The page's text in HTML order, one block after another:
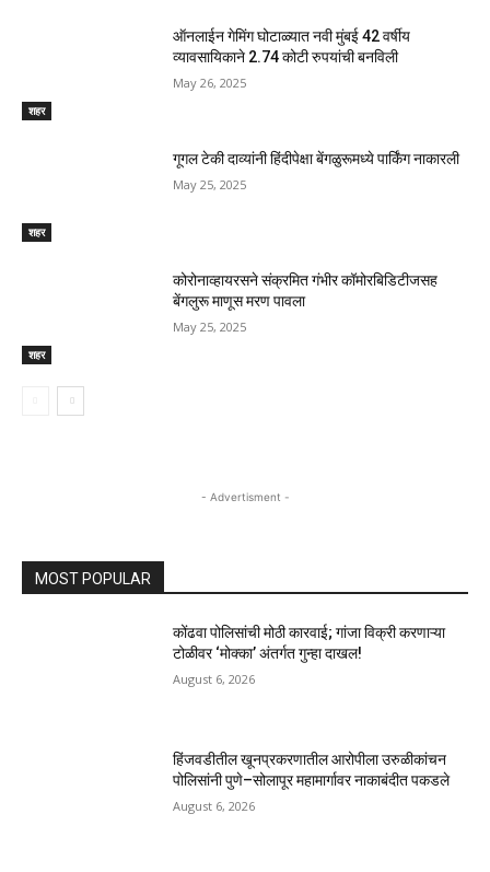
शहर
ऑनलाईन गेमिंग घोटाळ्यात नवी मुंबई 42 वर्षीय
व्यावसायिकाने 2.74 कोटी रुपयांची बनविली
May 26, 2025
शहर
गूगल टेकी दाव्यांनी हिंदीपेक्षा बेंगळुरूमध्ये पार्किंग नाकारली
May 25, 2025
शहर
कोरोनाव्हायरसने संक्रमित गंभीर कॉमोरबिडिटीजसह
बेंगलुरू माणूस मरण पावला
May 25, 2025
- Advertisment -
MOST POPULAR
कोंढवा पोलिसांची मोठी कारवाई; गांजा विक्री करणाऱ्या
टोळीवर ‘मोक्का’ अंतर्गत गुन्हा दाखल!
August 6, 2026
हिंजवडीतील खूनप्रकरणातील आरोपीला उरुळीकांचन
पोलिसांनी पुणे–सोलापूर महामार्गावर नाकाबंदीत पकडले
August 6, 2026